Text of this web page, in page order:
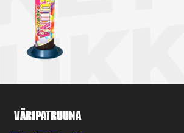
Väripatruuna